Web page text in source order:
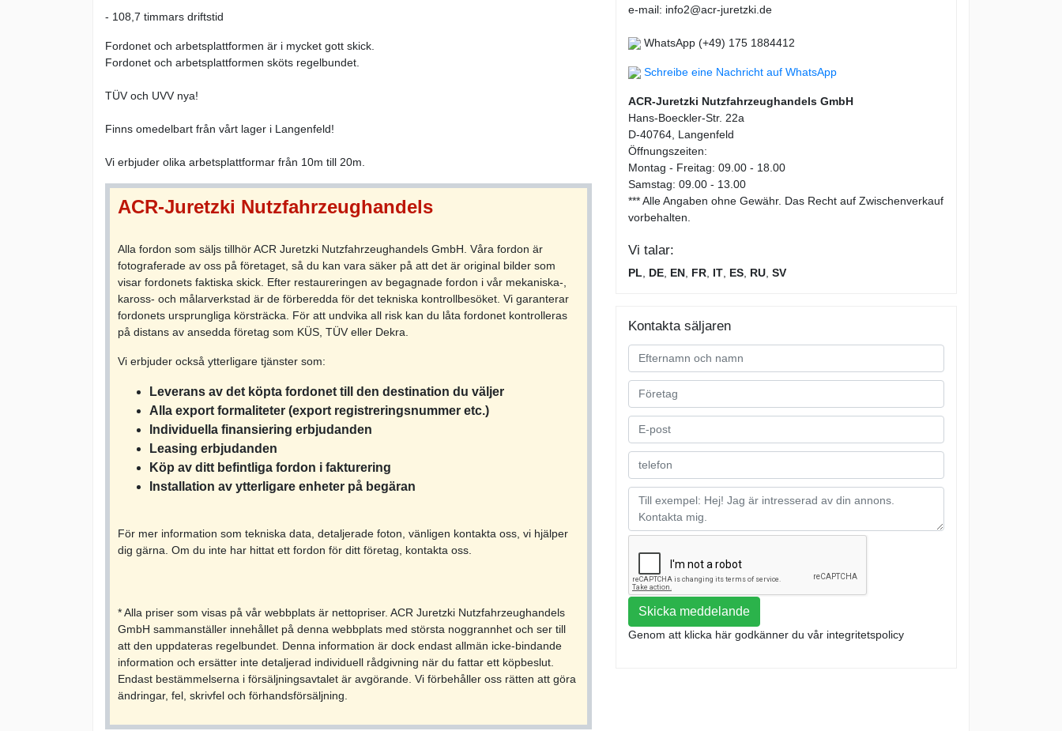
- 108,7 timmars driftstid
Fordonet och arbetsplattformen är i mycket gott skick.
Fordonet och arbetsplattformen sköts regelbundet.
TÜV och UVV nya!
Finns omedelbart från vårt lager i Langenfeld!
Vi erbjuder olika arbetsplattformar från 10m till 20m.
ACR-Juretzki Nutzfahrzeughandels
Alla fordon som säljs tillhör ACR Juretzki Nutzfahrzeughandels GmbH. Våra fordon är
fotograferade av oss på företaget, så du kan vara säker på att det är original bilder som
visar fordonets faktiska skick. Efter restaureringen av begagnade fordon i vår mekaniska-,
kaross- och målarverkstad är de förberedda för det tekniska kontrollbesöket. Vi garanterar
fordonets ursprungliga körsträcka. För att undvika all risk kan du låta fordonet kontrolleras
på distans av ansedda företag som KÜS, TÜV eller Dekra.
Vi erbjuder också ytterligare tjänster som:
Leverans av det köpta fordonet till den destination du väljer
Alla export formaliteter (export registreringsnummer etc.)
Individuella finansiering erbjudanden
Leasing erbjudanden
Köp av ditt befintliga fordon i fakturering
Installation av ytterligare enheter på begäran
För mer information som tekniska data, detaljerade foton, vänligen kontakta oss, vi hjälper
dig gärna. Om du inte har hittat ett fordon för ditt företag, kontakta oss.
* Alla priser som visas på vår webbplats är nettopriser. ACR Juretzki Nutzfahrzeughandels
GmbH sammanställer innehållet på denna webbplats med största noggrannhet och ser till
att den uppdateras regelbundet. Denna information är dock endast allmän icke-bindande
information och ersätter inte detaljerad individuell rådgivning när du fattar ett köpbeslut.
Endast bestämmelserna i försäljningsavtalet är avgörande. Vi förbehåller oss rätten att göra
ändringar, fel, skrivfel och förhandsförsäljning.
e-mail: info2@acr-juretzki.de
WhatsApp (+49) 175 1884412
Schreibe eine Nachricht auf WhatsApp
ACR-Juretzki Nutzfahrzeughandels GmbH
Hans-Boeckler-Str. 22a
D-40764, Langenfeld
Öffnungszeiten:
Montag - Freitag: 09.00 - 18.00
Samstag: 09.00 - 13.00
*** Alle Angaben ohne Gewähr. Das Recht auf Zwischenverkauf
vorbehalten.
Vi talar:
PL DE EN FR IT ES RU ,SV
Kontakta säljaren
Skicka meddelande
Genom att klicka här godkänner du vår integritetspolicy